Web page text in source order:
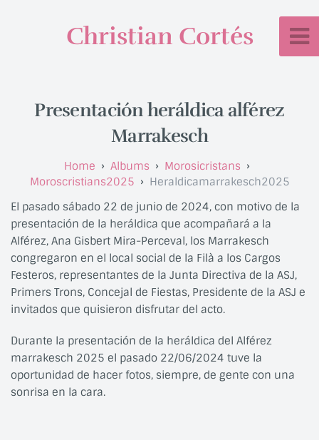
Christian Cortés
Presentación heráldica alférez
Marrakesch
Albums
Morosicristans
Moroscristians2025
Heraldicamarrakesch2025
El pasado sábado 22 de junio de 2024, con motivo de la
presentación de la heráldica que acompañará a la
Alférez, Ana Gisbert Mira-Perceval, los Marrakesch
congregaron en el local social de la Filà a los Cargos
Festeros, representantes de la Junta Directiva de la ASJ,
Primers Trons, Concejal de Fiestas, Presidente de la ASJ e
invitados que quisieron disfrutar del acto.
Durante la presentación de la heráldica del Alférez
marrakesch 2025 el pasado 22/06/2024 tuve la
oportunidad de hacer fotos, siempre, de gente con una
sonrisa en la cara.